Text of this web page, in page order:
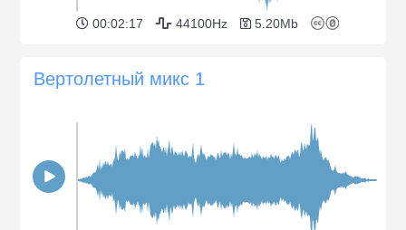
00:02:17 44100Hz 5.20Mb
Вертолетный микс 1